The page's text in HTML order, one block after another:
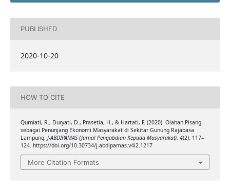
PUBLISHED
2020-10-20
HOW TO CITE
Qurniati, R., Duryati, D., Prasetia, H., & Hartati, F. (2020). Olahan Pisang
sebagai Penunjang Ekonomi Masyarakat di Sekitar Gunung Rajabasa
Lampung. J-ABDIPAMAS (Jurnal Pengabdian Kepada Masyarakat), 4(2), 117–
124. https://doi.org/10.30734/j-abdipamas.v4i2.1217
More Citation Formats